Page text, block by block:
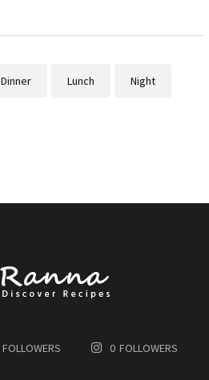
Dinner Lunch Night
FOLLOWERS 0 FOLLOWERS